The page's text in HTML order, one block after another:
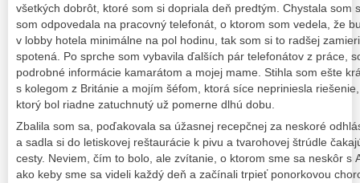
všetkých dobrôt, ktoré som si dopriala deň predtým. Chystala som
som odpovedala na pracovný telefonát, o ktorom som vedela, že
v lobby hotela minimálne na pol hodinu, tak som si to radšej
spotená. Po sprche som vybavila ďalších pár telefonátov z práce,
podrobné informácie kamarátom a mojej mame. Stihla som ešte
s kolegom z Británie a mojím šéfom, ktorá síce nepriniesla
ktorý bol riadne zatuchnutý už pomerne dlhú dobu.
Zbalila som sa, poďakovala sa úžasnej recepčnej za neskoré
a sadla si do letiskovej reštaurácie k pivu a tvarohovej štrúdle
cesty. Neviem, čím to bolo, ale zvítanie, o ktorom sme sa neskôr s
ako keby sme sa videli každý deň a začínali trpieť ponorkovou